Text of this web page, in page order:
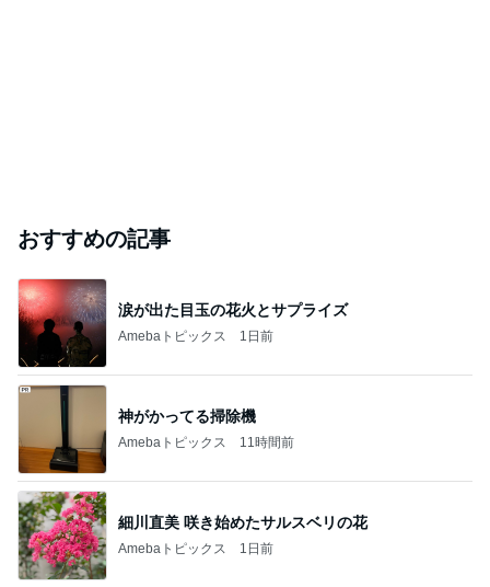
おすすめの記事
涙が出た目玉の花火とサプライズ
Amebaトピックス 1日前
神がかってる掃除機
Amebaトピックス 11時間前
細川直美 咲き始めたサルスベリの花
Amebaトピックス 1日前